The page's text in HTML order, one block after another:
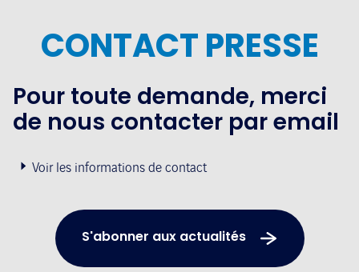
CONTACT PRESSE
Pour toute demande, merci
de nous contacter par email
Voir les informations de contact
S'abonner aux actualités